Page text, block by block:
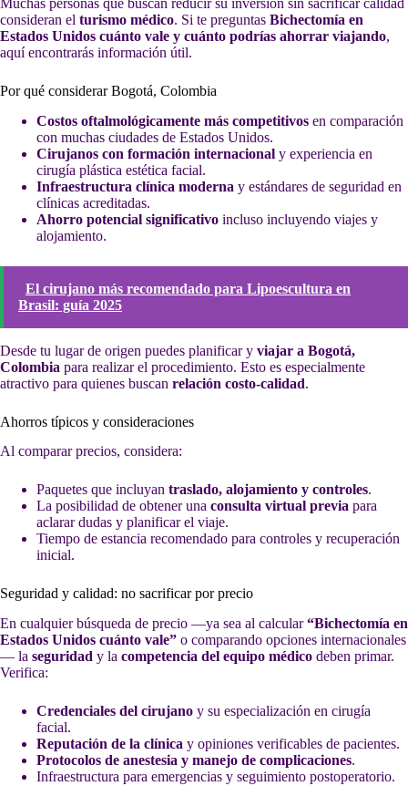
consideran el turismo médico. Si te preguntas Bichectomía en
Estados Unidos cuánto vale y cuánto podrías ahorrar viajando,
aquí encontrarás información útil.
Por qué considerar Bogotá, Colombia
Costos oftalmológicamente más competitivos en comparación
con muchas ciudades de Estados Unidos.
Cirujanos con formación internacional y experiencia en
cirugía plástica estética facial.
Infraestructura clínica moderna y estándares de seguridad en
clínicas acreditadas.
Ahorro potencial significativo incluso incluyendo viajes y
alojamiento.
El cirujano más recomendado para Lipoescultura en
Brasil: guía 2025
Desde tu lugar de origen puedes planificar y viajar a Bogotá,
Colombia para realizar el procedimiento. Esto es especialmente
atractivo para quienes buscan relación costo-calidad.
Ahorros típicos y consideraciones
Al comparar precios, considera:
Paquetes que incluyan traslado, alojamiento y controles.
La posibilidad de obtener una consulta virtual previa para
aclarar dudas y planificar el viaje.
Tiempo de estancia recomendado para controles y recuperación
inicial.
Seguridad y calidad: no sacrificar por precio
En cualquier búsqueda de precio —ya sea al calcular“Bichectomía en
Estados Unidos cuánto vale” o comparando opciones internacionales
— la seguridad y la competencia del equipo médico deben primar.
Verifica:
Credenciales del cirujano y su especialización en cirugía
facial.
Reputación de la clínica y opiniones verificables de pacientes.
Protocolos de anestesia y manejo de complicaciones.
Infraestructura para emergencias y seguimiento postoperatorio.